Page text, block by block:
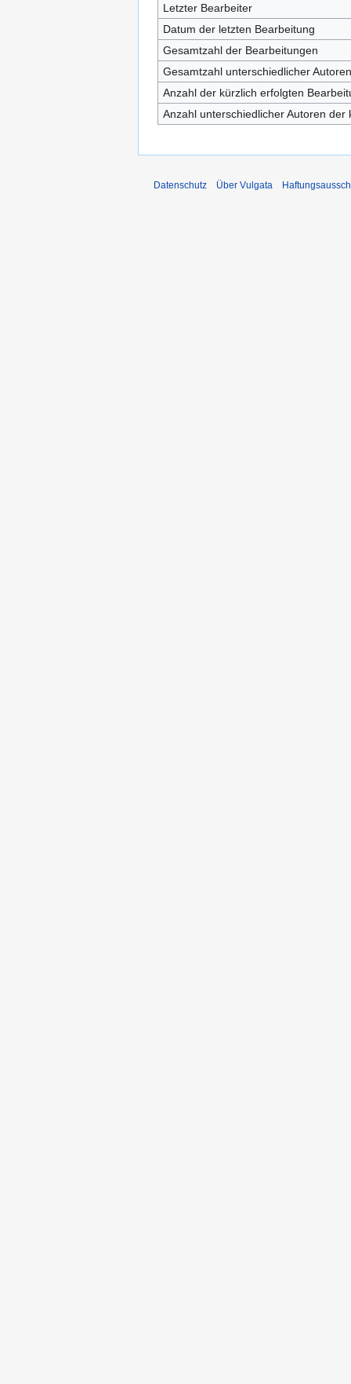
Letzter Bearbeiter
Datum der letzten Bearbeitung
Gesamtzahl der Bearbeitungen
Gesamtzahl unterschiedlicher Autoren
Anzahl der kürzlich erfolgten
Anzahl unterschiedlicher Autoren
Datenschutz Über Vulgata